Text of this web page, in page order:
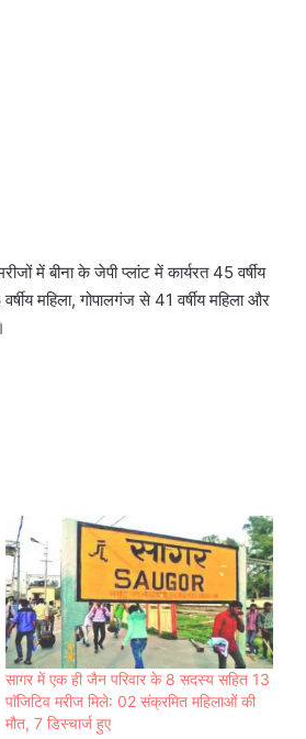
में बीना के जेपी प्लांट में कार्यरत 45 वर्षीय
महिला, गोपालगंज से 41 वर्षीय महिला और
सागर में एक ही जैन परिवार के 8 सदस्य सहित 13
पाॅजिटिव मरीज मिले: 02 संक्रमित महिलाओं की
मौत, 7 डिस्चार्ज हुए